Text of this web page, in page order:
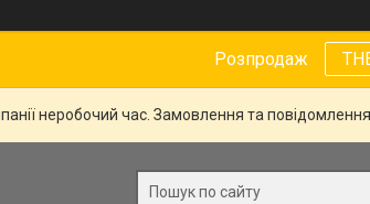
Розпродаж
неробочий час. Замовлення та